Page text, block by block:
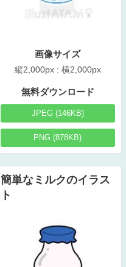
画像サイズ
縦2,000px : 横2,000px
無料ダウンロード
JPEG (146KB)
PNG (878KB)
簡単なミルクのイラス
ト